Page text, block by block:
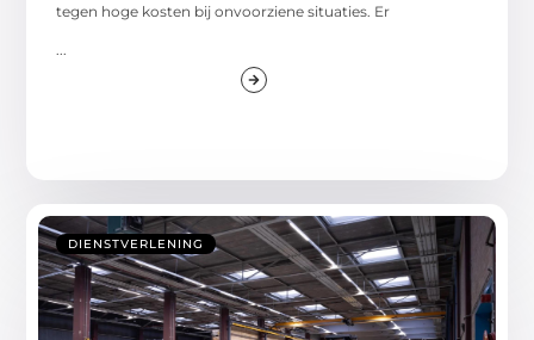
tegen hoge kosten bij onvoorziene situaties. Er
...
DIENSTVERLENING